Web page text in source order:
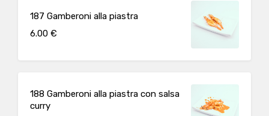
187 Gamberoni alla piastra
6.00 €
188 Gamberoni alla piastra con salsa
curry